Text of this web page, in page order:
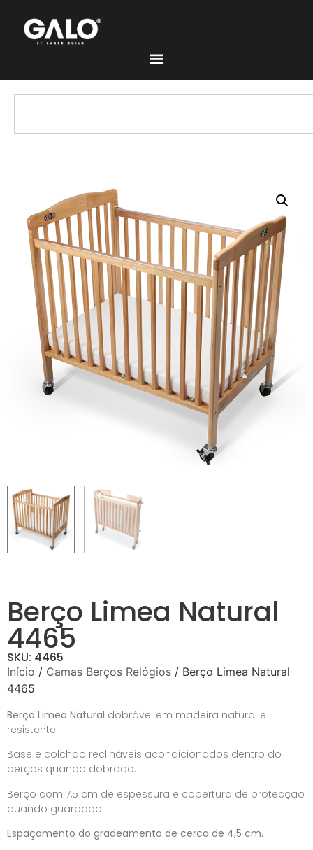
Berço Limea Natural
4465
SKU: 4465
Início / Camas Berços Relógios / Berço Limea Natural
4465
Berço Limea Natural dobrável em madeira natural e
resistente.
Base e colchão reclináveis acondicionados dentro do
berços quando dobrado.
Berço com 7,5 cm de espessura e cobertura de protecção
quando guardado.
Espaçamento do gradeamento de cerca de 4,5 cm.